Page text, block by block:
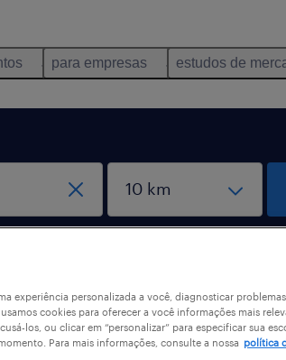
para empresas estudos de
experiência personalizada a você, diagnosticar
cookies para oferecer a você informações mais
los, ou clicar em “personalizar” para especificar sua
Para mais informações, consulte a nossa política